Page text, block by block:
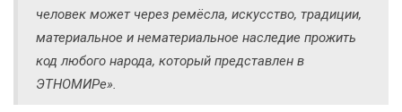
человек может через ремёсла, искусство, традиции,
материальное и нематериальное наследие прожить
код любого народа, который представлен в
ЭТНОМИРе».